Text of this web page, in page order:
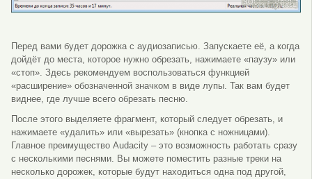
Перед вами будет дорожка с аудиозаписью. Запускаете её, а когда
дойдёт до места, которое нужно обрезать, нажимаете «паузу» или
«стоп». Здесь рекомендуем воспользоваться функцией
«расширение» обозначенной значком в виде лупы. Так вам будет
виднее, где лучше всего обрезать песню.
После этого выделяете фрагмент, который следует обрезать, и
нажимаете «удалить» или «вырезать» (кнопка с ножницами).
Главное преимущество Audacity – это возможность работать сразу
с несколькими песнями. Вы можете поместить разные треки на
несколько дорожек, которые будут находиться одна под другой,